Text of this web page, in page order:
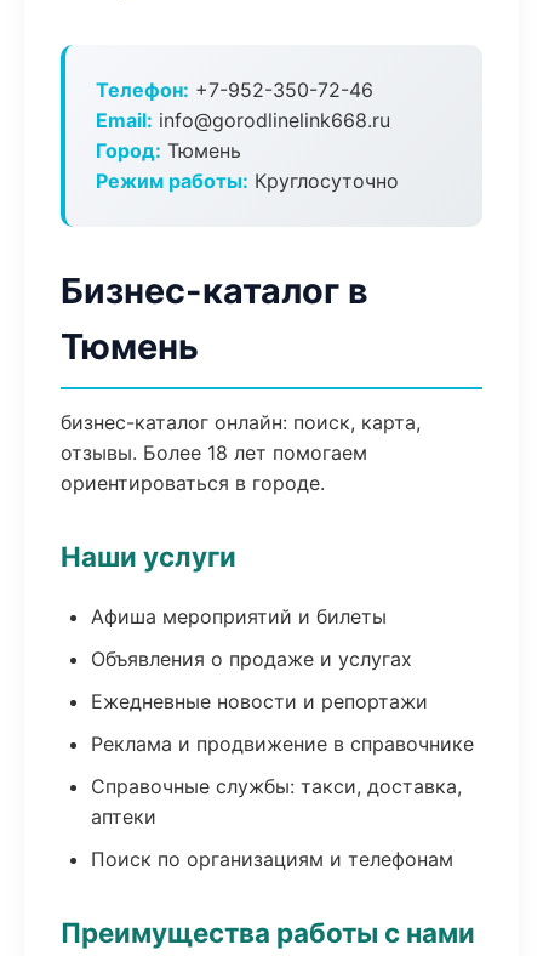
Телефон: +7-952-350-72-46
Email: info@gorodlinelink668.ru
Город: Тюмень
Режим работы: Круглосуточно
Бизнес-каталог в
Тюмень
бизнес-каталог онлайн: поиск, карта,
отзывы. Более 18 лет помогаем
ориентироваться в городе.
Наши услуги
Афиша мероприятий и билеты
Объявления о продаже и услугах
Ежедневные новости и репортажи
Реклама и продвижение в справочнике
Справочные службы: такси, доставка,
аптеки
Поиск по организациям и телефонам
Преимущества работы с нами